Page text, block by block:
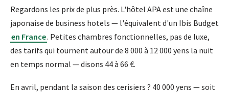
Regardons les prix de plus près. L'hôtel APA est une chaîne
japonaise de business hotels — l'équivalent d'un Ibis Budget
en France. Petites chambres fonctionnelles, pas de luxe,
des tarifs qui tournent autour de 8 000 à 12 000 yens la nuit
en temps normal — disons 44 à 66 €.
En avril, pendant la saison des cerisiers ? 40 000 yens — soit